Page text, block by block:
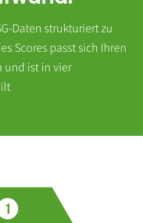
Daten strukturiert zu
Scores passt sich Ihren
und ist in vier